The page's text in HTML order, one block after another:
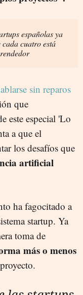
españolas ya
cuatro está
sin reparos
que
este especial 'Lo
a que el
los desafíos que
artificial
ha fagocitado a
startup. Ya
toma de
más o menos